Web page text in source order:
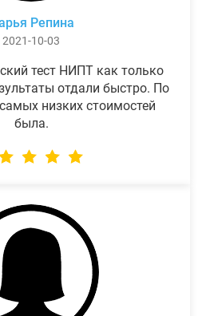
Репина
2021-10-03
тест НИПТ как только
отдали быстро. По
низких стоимостей
была.